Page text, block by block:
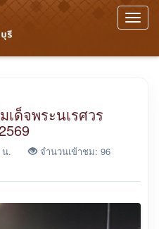
เด็จพระนเรศวร
น.
จำนวนเข้าชม: 96